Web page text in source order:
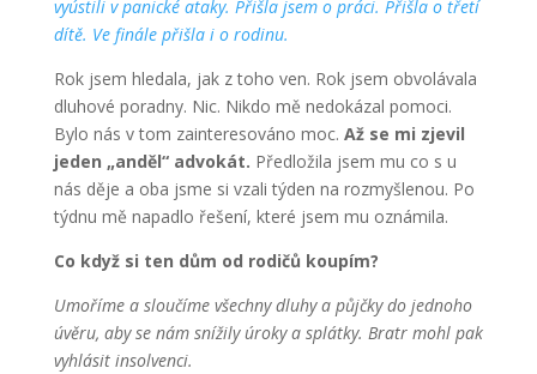
vyústili v panické ataky. Přišla jsem o práci. Přišla o třetí
dítě. Ve finále přišla i o rodinu.
Rok jsem hledala, jak z toho ven. Rok jsem obvolávala
dluhové poradny. Nic. Nikdo mě nedokázal pomoci.
Bylo nás v tom zainteresováno moc. Až se mi zjevil
jeden „anděl“ advokát. Předložila jsem mu co s u
nás děje a oba jsme si vzali týden na rozmyšlenou. Po
týdnu mě napadlo řešení, které jsem mu oznámila.
Co když si ten dům od rodičů koupím?
Umoříme a sloučíme všechny dluhy a půjčky do jednoho
úvěru, aby se nám snížily úroky a splátky. Bratr mohl pak
vyhlásit insolvenci.